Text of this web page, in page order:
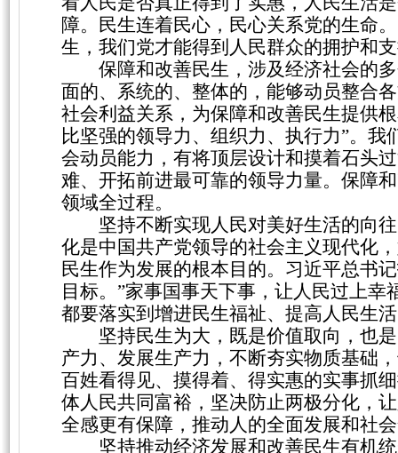
障。民生连着民心，民心关系党的生命
生，我们党才能得到人民群众的拥护和
保障和改善民生，涉及经济社会的
面的、系统的、整体的，能够动员整合
社会利益关系，为保障和改善民生提供
比坚强的领导力、组织力、执行力”。
会动员能力，有将顶层设计和摸着石头
难、开拓前进最可靠的领导力量。保障
领域全过程。
坚持不断实现人民对美好生活的向
化是中国共产党领导的社会主义现代化
民生作为发展的根本目的。习近平总书
目标。”家事国事天下事，让人民过上
都要落实到增进民生福祉、提高人民生
坚持民生为大，既是价值取向，也
产力、发展生产力，不断夯实物质基础
百姓看得见、摸得着、得实惠的实事抓
体人民共同富裕，坚决防止两极分化，
全感更有保障，推动人的全面发展和社
坚持推动经济发展和改善民生有机